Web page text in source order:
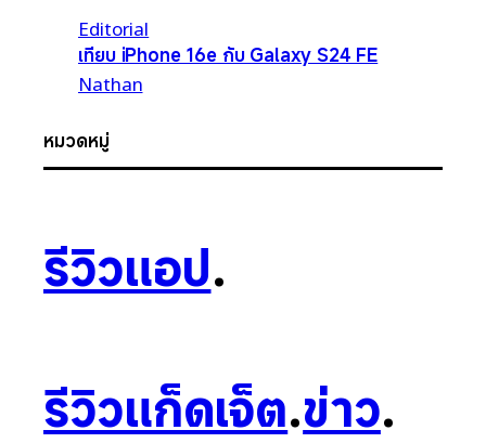
Editorial
เทียบ iPhone 16e กับ Galaxy S24 FE
Nathan
หมวดหมู่
รีวิวแอป.
รีวิวแก็ดเจ็ต.ข่าว.